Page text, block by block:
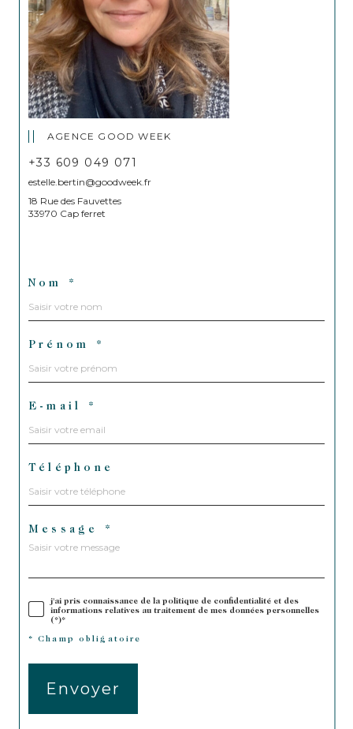
AGENCE GOOD WEEK
+33 609 049 071
estelle.bertin@goodweek.fr
18 Rue des Fauvettes
33970 Cap ferret
Nom *
Prénom *
E-mail *
Téléphone
Message *
j'ai pris connaissance de la politique de confidentialité et des
informations relatives au traitement de mes données personnelles
(*)*
* Champ obligatoire
Envoyer